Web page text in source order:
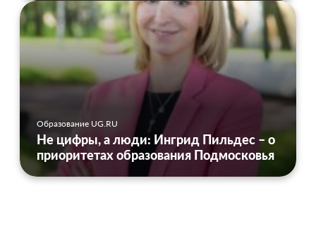
Образование UG.RU
Не цифры, а люди: Ингрид Пильдес – о
приоритетах образования Подмосковья